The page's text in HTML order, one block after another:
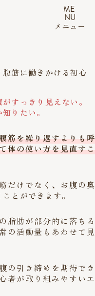
ME
NU
メニュー
筋に働きかける初心
すっきり見えない。
りたい。
腹筋を繰り返すよりも呼
体の使い方を見直すこ
だけでなく、お腹の奥
とができます。
脂肪が部分的に落ちる
の活動量もあわせて見
の引き締めを期待でき
者が取り組みやすいエ